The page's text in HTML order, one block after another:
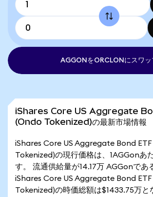
AGGONをORCLONにスワッ
iShares Core US Aggregate
(Ondo Tokenized)の最新市場情報
iShares Core US Aggregate Bond
Tokenized)の現行価格は、1AGGonあ
す。 流通供給量が14.17万 AGGonであ
iShares Core US Aggregate Bond
Tokenized)の時価総額は$1433.75万と